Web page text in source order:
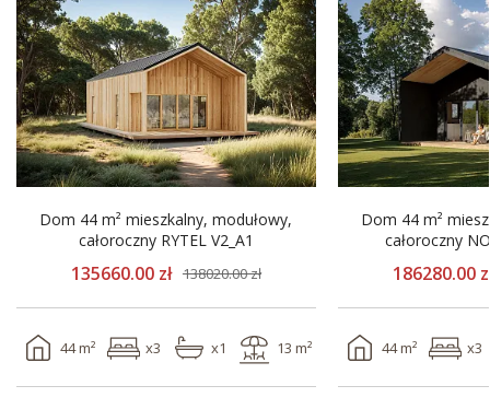
Niska cena
-2360.00 zł
Dom 44 m² mieszkalny, modułowy,
całoroczny RYTEL V2_A1
135660.00 zł 138020.00 zł
44 m² x3 x1 13 m²
-18630.00 zł
Dom 44 m²
186280.00
44 m² x3